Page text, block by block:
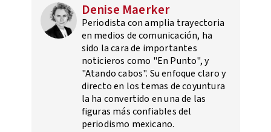
Denise Maerker
Periodista con amplia trayectoria
en medios de comunicación, ha
sido la cara de importantes
noticieros como "En Punto", y
"Atando cabos". Su enfoque claro y
directo en los temas de coyuntura
la ha convertido en una de las
figuras más confiables del
periodismo mexicano.